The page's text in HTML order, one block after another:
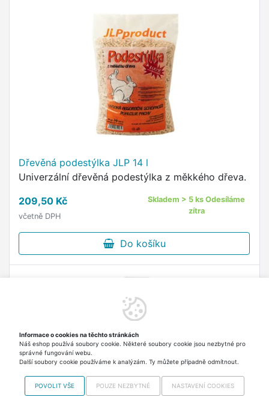
Dřevěná podestýlka JLP 14 l
Univerzální dřevěná podestýlka z měkkého dřeva.
209,50 Kč
včetně DPH
Skladem > 5 ks Odesíláme
zítra
Do košíku
Informace o cookies na těchto stránkách
Náš eshop používá soubory cookie. Některé soubory cookie jsou nezbytné pro
správné fungování webu.
Další soubory cookie používáme k analýzám. Ty můžete případně odmítnout.
POVOLIT VŠE POUZE NEZBYTNÉ NASTAVENÍ COOKIES